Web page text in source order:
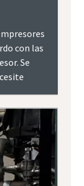
con las
Se